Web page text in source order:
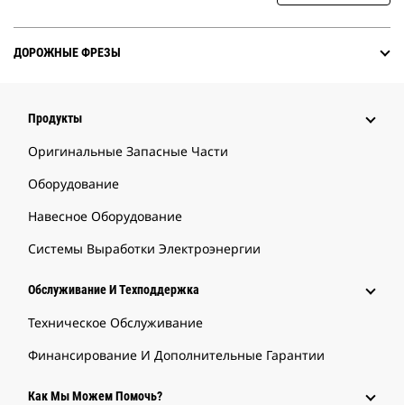
ДОРОЖНЫЕ ФРЕЗЫ
Продукты
Оригинальные Запасные Части
Оборудование
Навесное Оборудование
Системы Выработки Электроэнергии
Обслуживание И Техподдержка
Техническое Обслуживание
Финансирование И Дополнительные Гарантии
Как Мы Можем Помочь?